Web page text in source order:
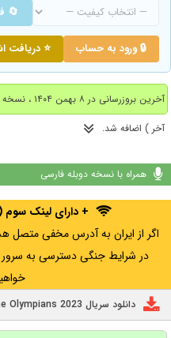
🔄
🔒 ورود به حساب ⭐ دریافت
آخر ) اضافه شد.
همراه با نسخه دوبله فارسی
+ دارای لینک
در شرایط جنگی دسترسی به سرور
دانلود سریال Percy Jackson and the Olympians 2023